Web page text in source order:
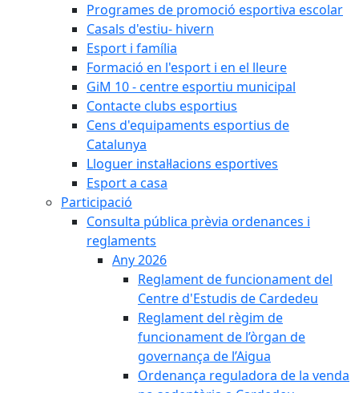
Programes de promoció esportiva escolar
Casals d'estiu- hivern
Esport i família
Formació en l'esport i en el lleure
GiM 10 - centre esportiu municipal
Contacte clubs esportius
Cens d'equipaments esportius de
Catalunya
Lloguer instal·lacions esportives
Esport a casa
Participació
Consulta pública prèvia ordenances i
reglaments
Any 2026
Reglament de funcionament del
Centre d'Estudis de Cardedeu
Reglament del règim de
funcionament de l’òrgan de
governança de l’Aigua
Ordenança reguladora de la venda